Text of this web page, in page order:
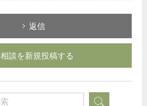
返信
相談を新規投稿する